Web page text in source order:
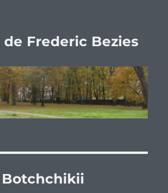
Frederic Bezies
Botchchikii